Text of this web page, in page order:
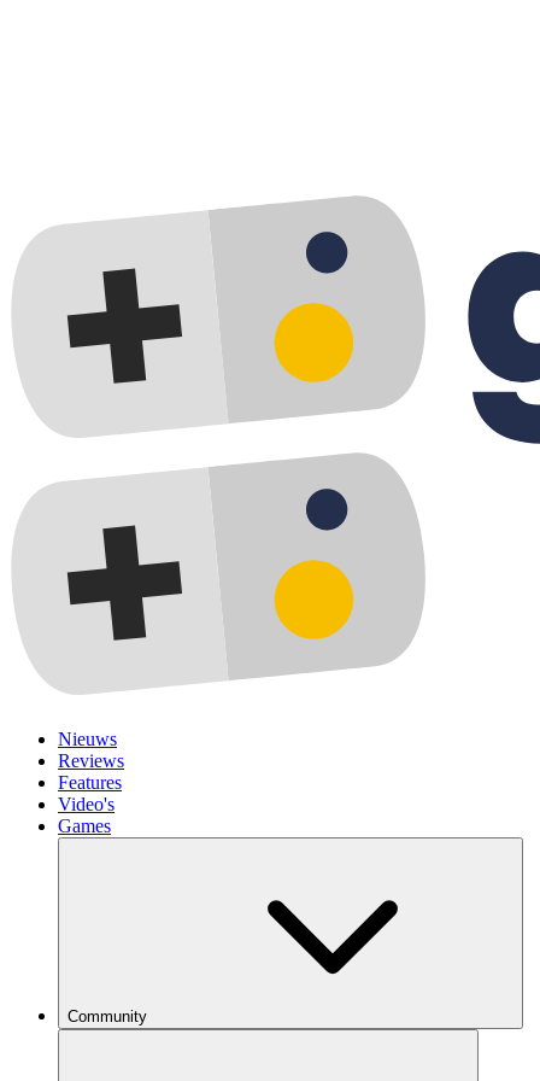
Nieuws
Reviews
Features
Video's
Games
Community